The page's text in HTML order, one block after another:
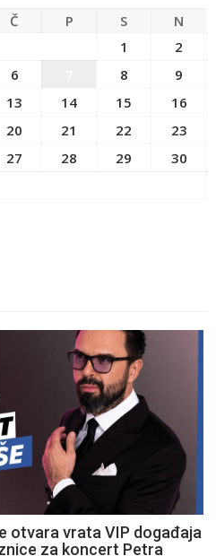
Č P S
N
1
2
6 8
9
13 14 15
16
20 21 22
23
27 28 29
30
otvara vrata VIP događaja
za koncert Petra